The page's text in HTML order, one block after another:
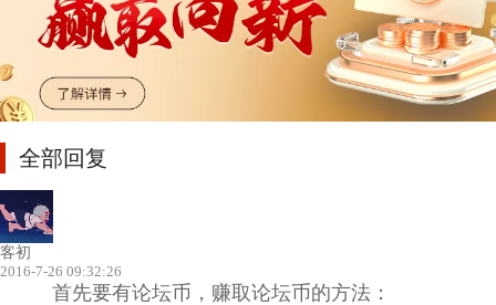
全部回复
客初
2016-7-26 09:32:26
首先要有论坛币，赚取论坛币的方法：